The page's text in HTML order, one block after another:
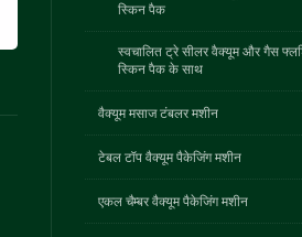
स्किन पैक
स्वचालित ट्रे सीलर वैक्यूम और गैस
स्किन पैक के साथ
वैक्यूम मसाज टंबलर मशीन
टेबल टॉप वैक्यूम पैकेजिंग मशीन
एकल चैम्बर वैक्यूम पैकेजिंग मशीन